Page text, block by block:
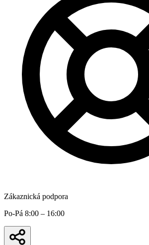
Zákaznická podpora
Po-Pá 8:00 – 16:00